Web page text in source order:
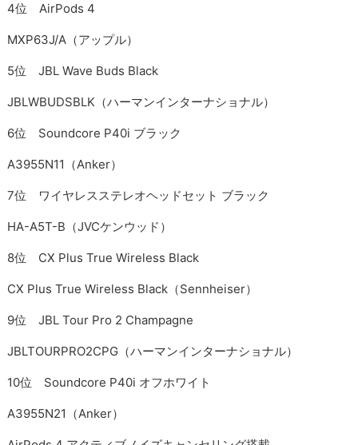
4位 AirPods 4
MXP63J/A（アップル）
5位 JBL Wave Buds Black
JBLWBUDSBLK（ハーマンインターナショナル）
6位 Soundcore P40i ブラック
A3955N11（Anker）
7位 ワイヤレスステレオヘッドセット ブラック
HA-A5T-B（JVCケンウッド）
8位 CX Plus True Wireless Black
CX Plus True Wireless Black（Sennheiser）
9位 JBL Tour Pro 2 Champagne
JBLTOURPRO2CPG（ハーマンインターナショナル）
10位 Soundcore P40i オフホワイト
A3955N21（Anker）